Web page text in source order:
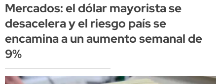
Mercados: el dólar mayorista se
desacelera y el riesgo país se
encamina a un aumento semanal de
9%